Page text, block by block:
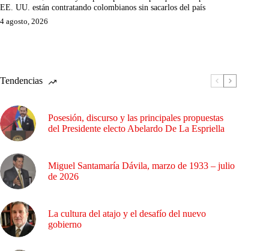
EE. UU. están contratando colombianos sin sacarlos del país
4 agosto, 2026
Tendencias
Posesión, discurso y las principales propuestas
del Presidente electo Abelardo De La Espriella
Miguel Santamaría Dávila, marzo de 1933 – julio
de 2026
La cultura del atajo y el desafío del nuevo
gobierno